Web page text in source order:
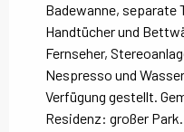
Badewanne, separate
Handtücher und
Fernseher,
Nespresso und
Verfügung gestellt.
Residenz: großer